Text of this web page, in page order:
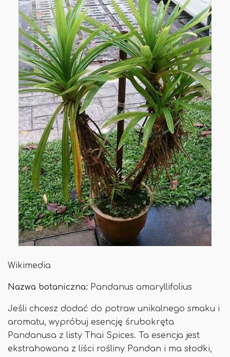
Wikimedia
Nazwa botaniczna: Pandanus amaryllifolius
Jeśli chcesz dodać do potraw unikalnego smaku i
aromatu, wypróbuj esencję śrubokręta
Pandanusa z listy Thai Spices. Ta esencja jest
ekstrahowana z liści rośliny Pandan i ma słodki,